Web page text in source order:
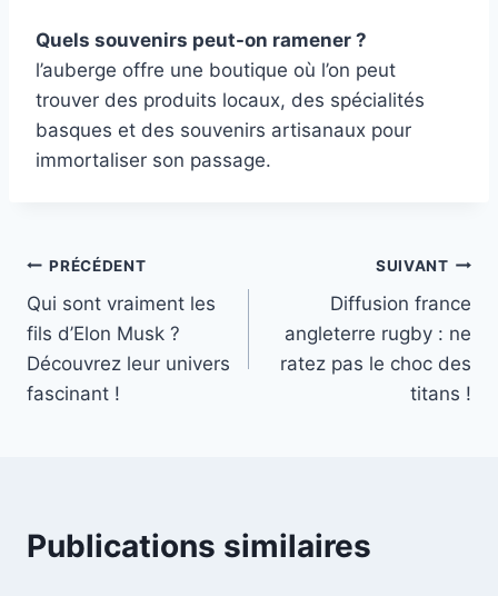
Quels souvenirs peut-on ramener ?
l’auberge offre une boutique où l’on peut
trouver des produits locaux, des spécialités
basques et des souvenirs artisanaux pour
immortaliser son passage.
Navigation
de
l’article
PRÉCÉDENT
Qui sont vraiment les
fils d’Elon Musk ?
Découvrez leur univers
fascinant !
SUIVANT
Diffusion france
angleterre rugby : ne
ratez pas le choc des
titans !
Publications similaires